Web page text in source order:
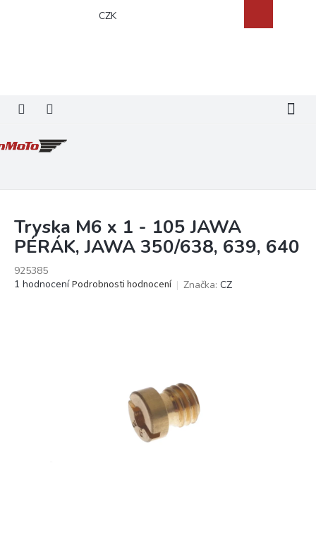
CZK
košík
Tryska M6 x 1 - 105 JAWA
PÉRÁK, JAWA 350/638, 639, 640
925385
Průměrné
1 hodnocení Podrobnosti hodnocení Značka: CZ